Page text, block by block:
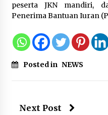
peserta JKN mandiri,
Penerima Bantuan Iuran
Posted in NEWS
Next Post